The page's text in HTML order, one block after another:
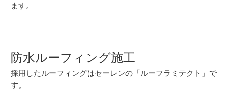
ます。
防水ルーフィング施工
採用したルーフィングはセーレンの「ルーフラミテクト」で
す。